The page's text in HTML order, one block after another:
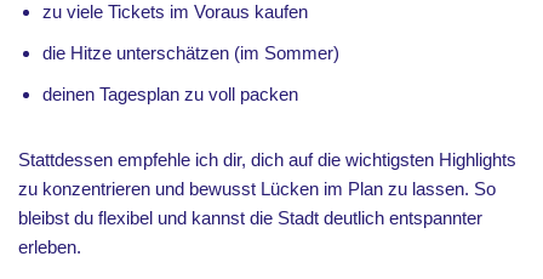
zu viele Tickets im Voraus kaufen
die Hitze unterschätzen (im Sommer)
deinen Tagesplan zu voll packen
Stattdessen empfehle ich dir, dich auf die wichtigsten Highlights
zu konzentrieren und bewusst Lücken im Plan zu lassen. So
bleibst du flexibel und kannst die Stadt deutlich entspannter
erleben.